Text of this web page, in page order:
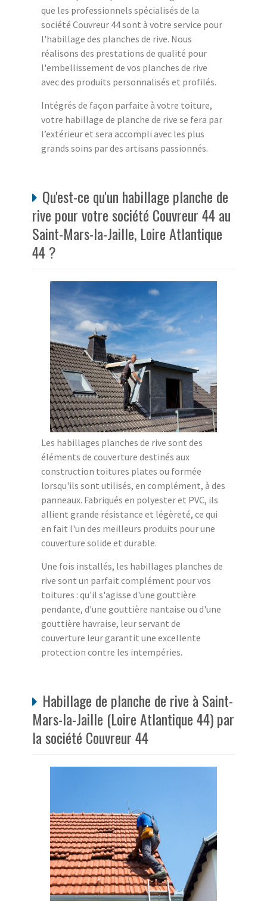
que les professionnels spécialisés de la
société Couvreur 44 sont à votre service pour
l'habillage des planches de rive. Nous
réalisons des prestations de qualité pour
l'embellissement de vos planches de rive
avec des produits personnalisés et profilés.
Intégrés de façon parfaite à votre toiture,
votre habillage de planche de rive se fera par
l’extérieur et sera accompli avec les plus
grands soins par des artisans passionnés.
Qu'est-ce qu'un habillage planche de
rive pour votre société Couvreur 44 au
Saint-Mars-la-Jaille, Loire Atlantique
44 ?
Les habillages planches de rive sont des
éléments de couverture destinés aux
construction toitures plates ou formée
lorsqu'ils sont utilisés, en complément, à des
panneaux. Fabriqués en polyester et PVC, ils
allient grande résistance et légèreté, ce qui
en fait l'un des meilleurs produits pour une
couverture solide et durable.
Une fois installés, les habillages planches de
rive sont un parfait complément pour vos
toitures : qu'il s'agisse d'une gouttière
pendante, d'une gouttière nantaise ou d'une
gouttière havraise, leur servant de
couverture leur garantit une excellente
protection contre les intempéries.
Habillage de planche de rive à Saint-
Mars-la-Jaille (Loire Atlantique 44) par
la société Couvreur 44